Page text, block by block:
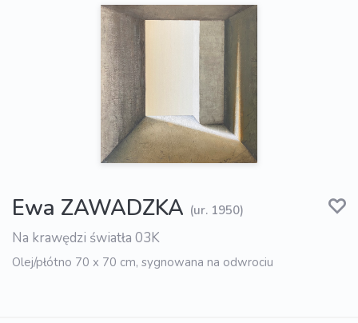
Ewa ZAWADZKA (ur. 1950)
Na krawędzi światła 03K
Olej/płótno 70 x 70 cm, sygnowana na odwrociu